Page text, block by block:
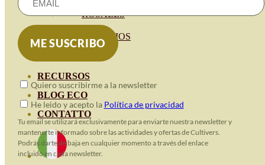
ROSALES
GERANIOS
RECURSOS
BLOG ECO
CONTATTO
Quiero suscribirme a la newsletter
He leido y acepto la Política de privacidad
Tu email se utilizará exclusivamente para enviarte nuestra newsletter y
mantenerte informado sobre las actividades y ofertas de Cultivers.
Podrás darte de baja en cualquier momento a través del enlace
incluido en cada newsletter.